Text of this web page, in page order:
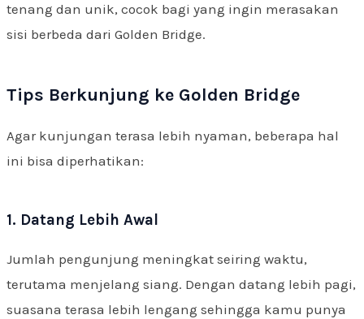
tenang dan unik, cocok bagi yang ingin merasakan
sisi berbeda dari Golden Bridge.
Tips Berkunjung ke Golden Bridge
Agar kunjungan terasa lebih nyaman, beberapa hal
ini bisa diperhatikan:
1. Datang Lebih Awal
Jumlah pengunjung meningkat seiring waktu,
terutama menjelang siang. Dengan datang lebih pagi,
suasana terasa lebih lengang sehingga kamu punya